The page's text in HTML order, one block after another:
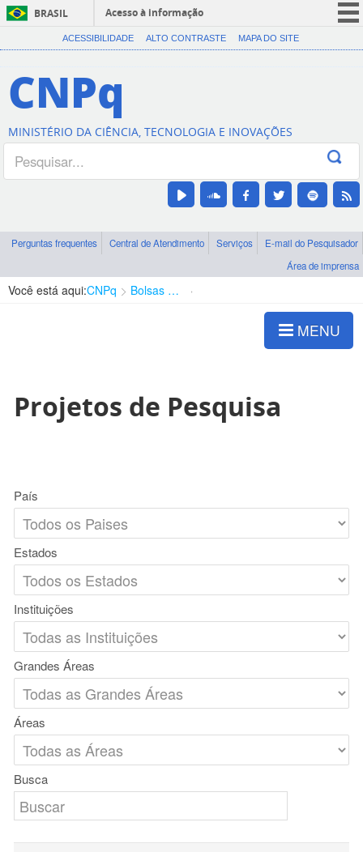
BRASIL
Acesso à informação
CORONAVÍRUS (COVID-19)
Canais
ACESSIBILIDADE ALTO CONTRASTE MAPA DO SITE
CNPq
MINISTÉRIO DA CIÊNCIA, TECNOLOGIA E INOVAÇÕES
Perguntas frequentes Central de Atendimento Serviços
E-mail do Pesquisador
Área de imprensa
Você está aqui:CNPq Bolsas e Auxílios Vigentes
MENU
Projetos de Pesquisa
País
Estados
Instituições
Grandes Áreas
Áreas
Busca